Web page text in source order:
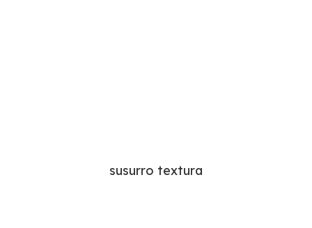
susurro textura